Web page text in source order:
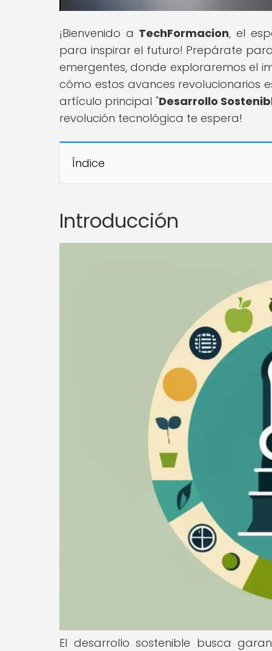
¡Bienvenido a TechFormacion, el
para inspirar el futuro! Prepárate
emergentes, donde exploraremos el
cómo estos avances revolucionarios
artículo principal "Desarrollo
revolución tecnológica te espera!
Índice
Introducción
El desarrollo sostenible busca